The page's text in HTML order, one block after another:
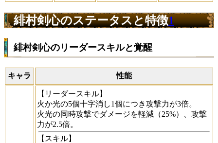
緋村剣心のステータスと特徴1
緋村剣心のリーダースキルと覚醒
キャラ 性能
【リーダースキル】
火か光の5個十字消し1個につき攻撃力が3倍。
火光の同時攻撃でダメージを軽減（25%）、攻撃
力が2.5倍。
【スキル】